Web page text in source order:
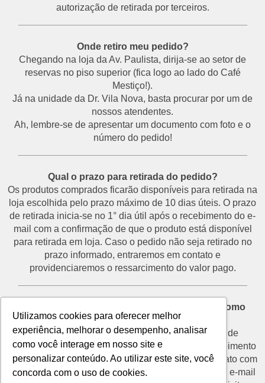
Utilizamos cookies para oferecer melhor
experiência, melhorar o desempenho, analisar
como você interage em nosso site e
personalizar conteúdo. Ao utilizar este site, você
concorda com o uso de cookies.
autorização de retirada por terceiros.
Onde retiro meu pedido?
Chegando na loja da Av. Paulista, dirija-se ao setor de
reservas no piso superior (fica logo ao lado do Café
Mestiço!).
Já na unidade da Dr. Vila Nova, basta procurar por um de
nossos atendentes.
Ah, lembre-se de apresentar um documento com foto e o
número do pedido!
Qual o prazo para retirada do pedido?
Os produtos comprados ficarão disponíveis para retirada na
loja escolhida pelo prazo máximo de 10 dias úteis. O prazo
de retirada inicia-se no 1° dia útil após o recebimento do e-
mail com a confirmação de que o produto está disponível
para retirada em loja. Caso o pedido não seja retirado no
prazo informado, entraremos em contato e
providenciaremos o ressarcimento do valor pago.
Desisti do pedido e não vou retirá-lo na loja. Como
proceder?
O prazo para devolução de produtos por motivo de
desistência é de até 7 dias corridos a partir do recebimento
do e-mail de confirmação de retirada. Entre em contato com
o nosso SAC através do telefone (11) 3292-2660 ou e-mail